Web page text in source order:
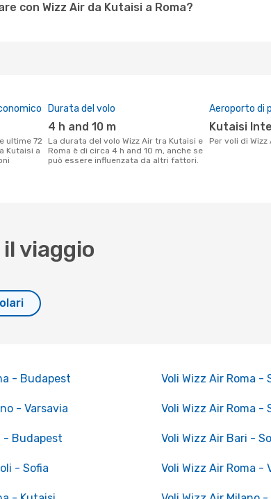
con Wizz Air da Kutaisi a Roma?
Kutaisi a
Durata del volo
4 h and 10 m
La durata del volo Wizz Air tra Kutaisi e
Roma è di circa 4 h and 10 m, anche se
può essere influenzata da altri fattori.
Aeroporto di
Kutaisi
Per voli di
viaggio
- Budapest Voli Wizz Air Roma -
- Varsavia Voli Wizz Air Roma -
- Budapest Voli Wizz Air Bari -
- Sofia Voli Wizz Air Roma -